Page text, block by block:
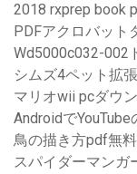
2018 rxprep book
PDFアクロバット
Wd5000c032-002
シムズ4ペット拡
マリオwii pcダウ
Androidで
鳥の描き方pdf無
スパイダーマンガ